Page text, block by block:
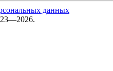
данных